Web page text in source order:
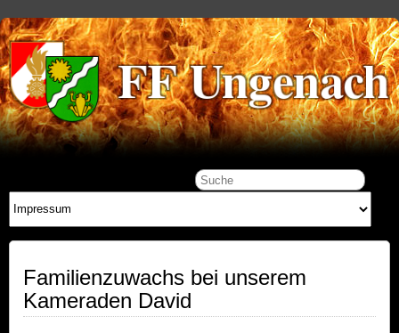
Familienzuwachs bei unserem
Kameraden David